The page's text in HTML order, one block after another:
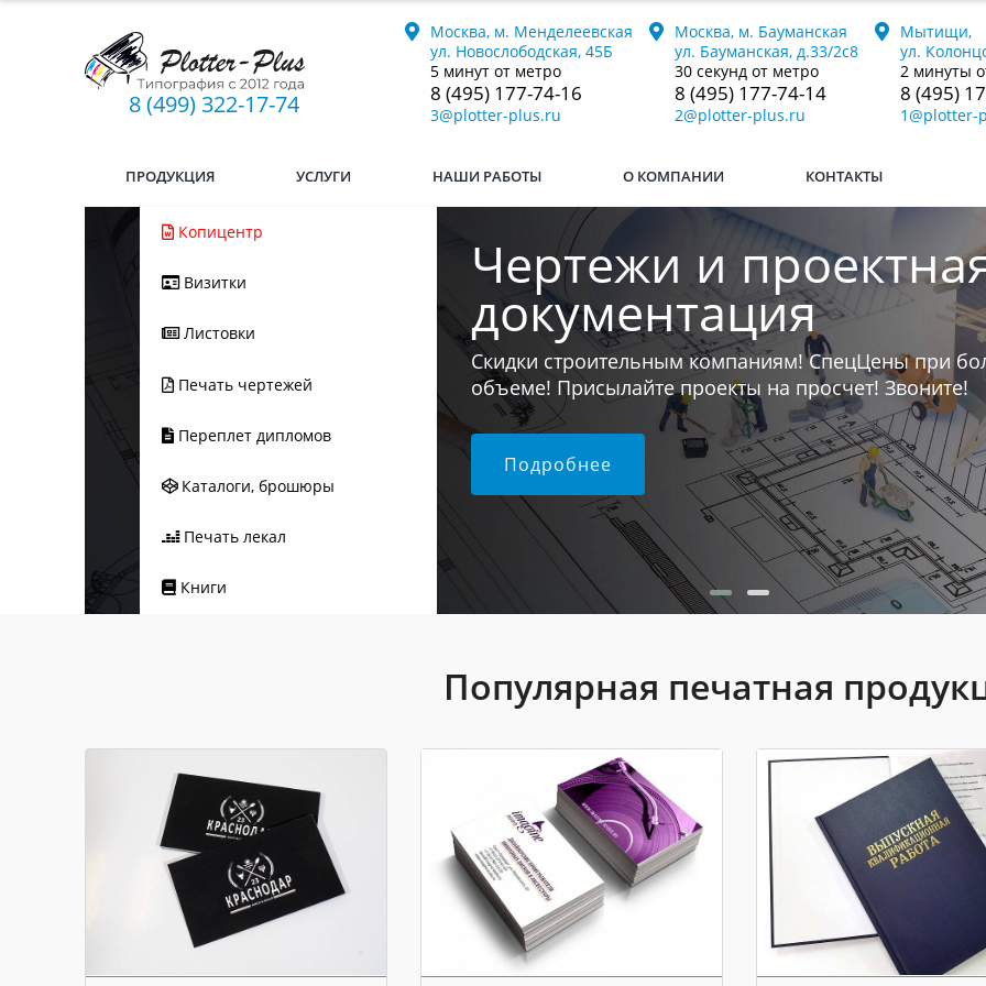
8 (499) 322-17-74
Москва, м. Менделеевская
ул. Новослободская, 45Б
5 минут от метро
8 (495) 177-74-16
3@plotter-plus.ru
Москва, м. Бауманская
ул. Бауманская, д.33/2с8
30 секунд от метро
8 (495) 177-74-14
2@plotter-plus.ru
Мытищи,
ул.
2 минуты
8 (495)
1@plotter-
ПРОДУКЦИЯ УСЛУГИ НАШИ РАБОТЫ О КОМПАНИИ КОНТАКТЫ
Копицентр
Визитки
Листовки
Печать чертежей
Переплет дипломов
Каталоги, брошюры
Печать лекал
Книги
Печатаем книги
Если у вас остался последний бумажный экземпляр
мы переведём его в электронный формат и
любой тираж.
Популярная печатная